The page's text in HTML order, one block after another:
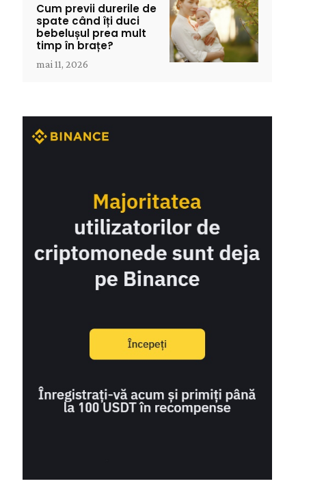
Cum previi durerile de
spate când îți duci
bebelușul prea mult
timp în brațe?
mai 11, 2026